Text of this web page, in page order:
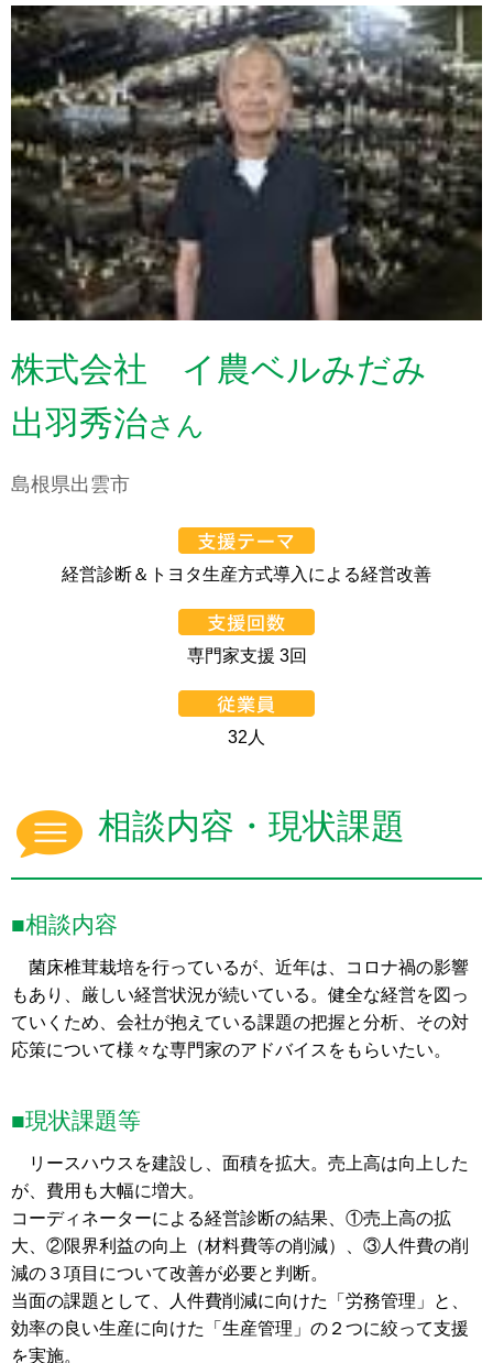
株式会社 イ農ベルみだみ
出羽秀治さん
島根県出雲市
経営診断＆トヨタ生産方式導入による経営改善
専門家支援 3回
32人
相談内容・現状課題
■相談内容
菌床椎茸栽培を行っているが、近年は、コロナ禍の影響
もあり、厳しい経営状況が続いている。健全な経営を図っ
ていくため、会社が抱えている課題の把握と分析、その対
応策について様々な専門家のアドバイスをもらいたい。
■現状課題等
リースハウスを建設し、面積を拡大。売上高は向上した
が、費用も大幅に増大。
コーディネーターによる経営診断の結果、①売上高の拡
大、②限界利益の向上（材料費等の削減）、③人件費の削
減の３項目について改善が必要と判断。
当面の課題として、人件費削減に向けた「労務管理」と、
効率の良い生産に向けた「生産管理」の２つに絞って支援
を実施。